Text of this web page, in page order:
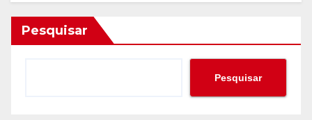
Pesquisar
Pesquisar